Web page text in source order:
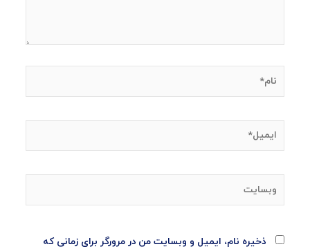
ذخیره نام، ایمیل و وبسایت من در مرورگر برای زمانی که